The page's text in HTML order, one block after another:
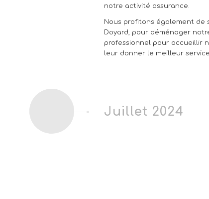
notre activité assurance.
Nous profitons également de
Doyard, pour déménager
professionnel pour accueillir
leur donner le meilleur
Juillet 2024